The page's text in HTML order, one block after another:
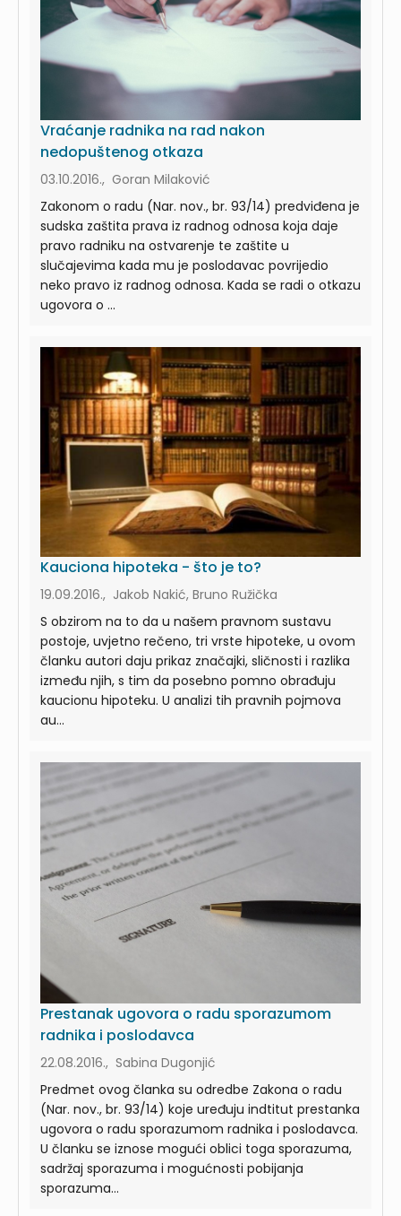
Vraćanje radnika na rad nakon
nedopuštenog otkaza
03.10.2016., Goran Milaković
Zakonom o radu (Nar. nov., br. 93/14) predviđena je
sudska zaštita prava iz radnog odnosa koja daje
pravo radniku na ostvarenje te zaštite u
slučajevima kada mu je poslodavac povrijedio
neko pravo iz radnog odnosa. Kada se radi o otkazu
ugovora o ...
Kauciona hipoteka - što je to?
19.09.2016., Jakob Nakić, Bruno Ružička
S obzirom na to da u našem pravnom sustavu
postoje, uvjetno rečeno, tri vrste hipoteke, u ovom
članku autori daju prikaz značajki, sličnosti i razlika
između njih, s tim da posebno pomno obrađuju
kaucionu hipoteku. U analizi tih pravnih pojmova
au...
Prestanak ugovora o radu sporazumom
radnika i poslodavca
22.08.2016., Sabina Dugonjić
Predmet ovog članka su odredbe Zakona o radu
(Nar. nov., br. 93/14) koje uređuju indtitut prestanka
ugovora o radu sporazumom radnika i poslodavca.
U članku se iznose mogući oblici toga sporazuma,
sadržaj sporazuma i mogućnosti pobijanja
sporazuma...